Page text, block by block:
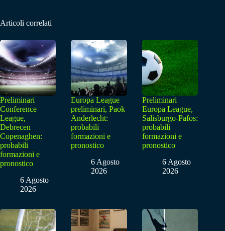
Articoli correlati
Preliminari
Conference
League,
Debrecen
Copenaghen:
probabili
formazioni e
pronostico
6 Agosto
2026
Europa League
preliminari, Paok
Anderlecht:
probabili
formazioni e
pronostico
6 Agosto
2026
Preliminari
Europa League,
Salisburgo-Pafos:
probabili
formazioni e
pronostico
6 Agosto
2026